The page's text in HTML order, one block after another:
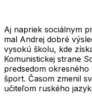
Aj napriek sociálnym
mal Andrej dobré
vysokú školu, kde
Komunistickej strane
predsedom
šport. Časom zmenil
učiteľom ruského